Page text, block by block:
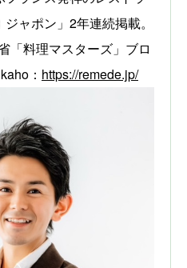
ャポン」2年連続掲載。
「料理マスターズ」ブロ
： https://remede.jp/